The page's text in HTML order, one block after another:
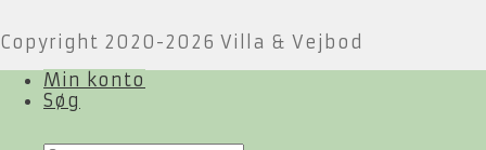
Copyright 2020-2026 Villa & Vejbod
Min konto
Søg